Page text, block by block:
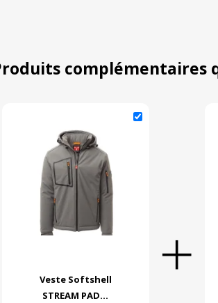
complémentaires
Veste Softshell
STREAM PAD...